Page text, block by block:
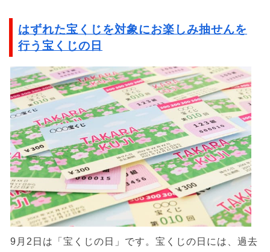
はずれた宝くじを対象にお楽しみ抽せんを
行う宝くじの日
9月2日は「宝くじの日」です。宝くじの日には、過去